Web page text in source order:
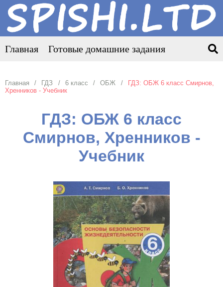
Главная Готовые домашние задания
Главная ГДЗ 6 класс ОБЖ
ГДЗ: ОБЖ 6 класс Смирнов,
Хренников - Учебник
ГДЗ: ОБЖ 6 класс
Смирнов, Хренников -
Учебник